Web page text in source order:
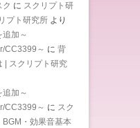
ク に スクリプト研
プト研究所 より
加～
～ に 背
| スクリプト研究
加～
～ に スク
BGM・効果音基本